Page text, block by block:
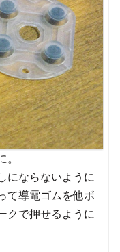
にならないように
て導電ゴムを他ボ
クで押せるように